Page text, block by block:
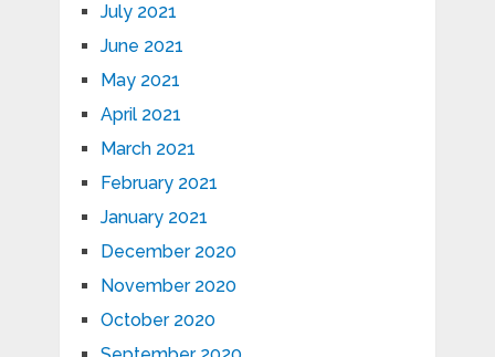
July 2021
June 2021
May 2021
April 2021
March 2021
February 2021
January 2021
December 2020
November 2020
October 2020